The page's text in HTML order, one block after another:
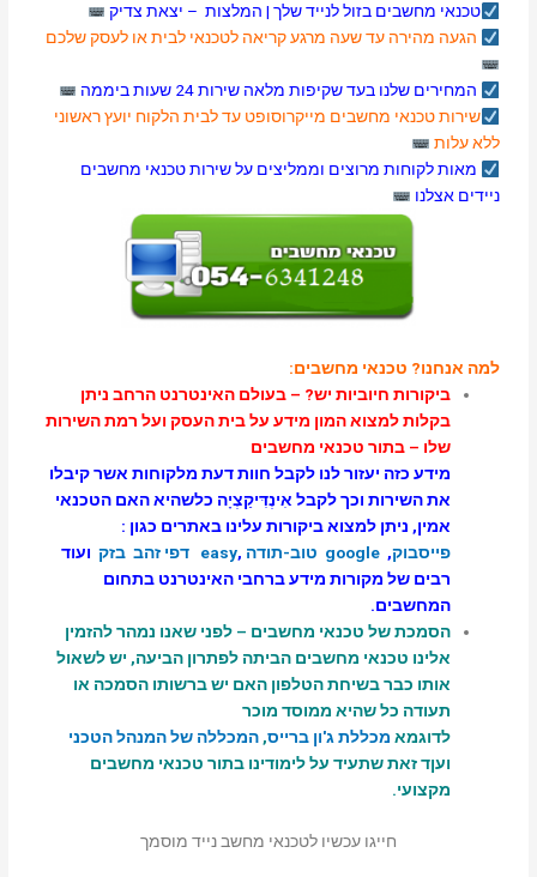
טכנאי מחשבים בזול לנייד שלך | המלצות– יצאת צדיק
הגעה מהירה עד שעה מרגע קריאה לטכנאי לבית או לעסק שלכם
המחירים שלנו בעד שקיפות מלאה שירות 24 שעות ביממה
שירות טכנאי מחשבים מייקרוסופט עד לבית הלקוח יועץ ראשוני
ללא עלות
מאות לקוחות מרוצים וממליצים על שירות טכנאי מחשבים
ניידים אצלנו
למה אנחנו? טכנאי מחשבים:
ביקורות חיוביות יש? – בעולם האינטרנט הרחב ניתן
בקלות למצוא המון מידע על בית העסק ועל רמת השירות
שלו – בתור טכנאי מחשבים
מידע כזה יעזור לנו לקבל חוות דעת מלקוחות אשר קיבלו
את השירות וכך לקבל אִינְדִּיקַצְיָה כלשהיא האם הטכנאי
אמין, ניתן למצוא ביקורות עלינו באתרים כגון :
פייסבוק,
google טוב-תודה ,
easy דפי זהב בזק ועוד
רבים של מקורות מידע ברחבי האינטרנט בתחום
המחשבים.
הסמכת של טכנאי מחשבים – לפני שאנו נמהר להזמין
אלינו טכנאי מחשבים הביתה לפתרון הביעה, יש לשאול
אותו כבר בשיחת הטלפון האם יש ברשותו הסמכה או
תעודה כל שהיא ממוסד מוכר
לדוגמא מכללת ג'ון ברייס,המכללה של המנהל הטכני
ועןד זאת שתעיד על לימודינו בתור טכנאי מחשבים
מקצועי.
חייגו עכשיו לטכנאי מחשב נייד מוסמך